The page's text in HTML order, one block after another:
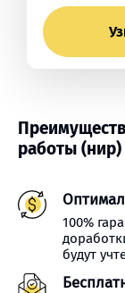
работы (нир)
100%
будут